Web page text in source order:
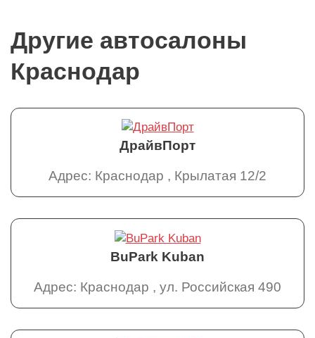
Другие автосалоны
Краснодар
ДрайвПорт
Адрес: Краснодар , Крылатая 12/2
BuPark Kuban
Адрес: Краснодар , ул. Российская 490